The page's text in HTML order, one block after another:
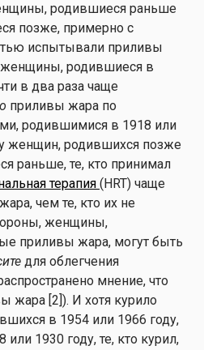
родившиеся раньше
позже, примерно с
испытывали приливы
женщины, родившиеся в
в два раза чаще
приливы жара по
родившимися в 1918 или
у женщин, родившихся позже
раньше, те, кто принимал
терапия (HRT) чаще
чем те, кто их не
женщины,
приливы жара, могут быть
для облегчения
мнение, что
жара [2]). И хотя курило
в 1954 или 1966 году,
1930 году, те, кто курил,